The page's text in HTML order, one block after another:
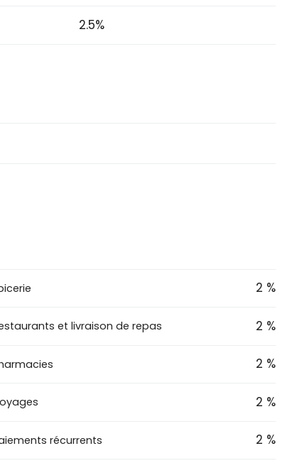
2.5%
2 %
et livraison de repas 2 %
2 %
2 %
récurrents 2 %